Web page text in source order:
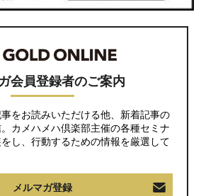
会員登録者のご案内
をお読みいただける他、新着記事の
カメハメハ倶楽部主催の各種セミナ
し、行動するための情報を厳選して
メルマガ登録